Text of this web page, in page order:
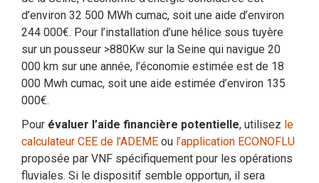
d’environ 32 500 MWh cumac, soit une aide d’environ
244 000€. Pour l’installation d’une hélice sous tuyère
sur un pousseur >880Kw sur la Seine qui navigue 20
000 km sur une année, l’économie estimée est de 18
000 Mwh cumac, soit une aide estimée d’environ 135
000€.
Pour évaluer l’aide financière potentielle, utilisez le
calculateur CEE de l’ADEME ou l’application ECONOFLU
proposée par VNF spécifiquement pour les opérations
fluviales. Si le dispositif semble opportun, il sera